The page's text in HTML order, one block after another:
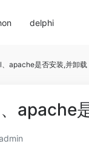
delphi
apache是否安装,并卸载
apache